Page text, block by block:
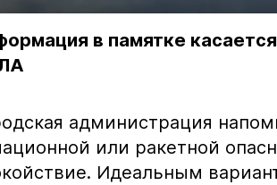
в памятке
администрация
или ракетной
Идеальным